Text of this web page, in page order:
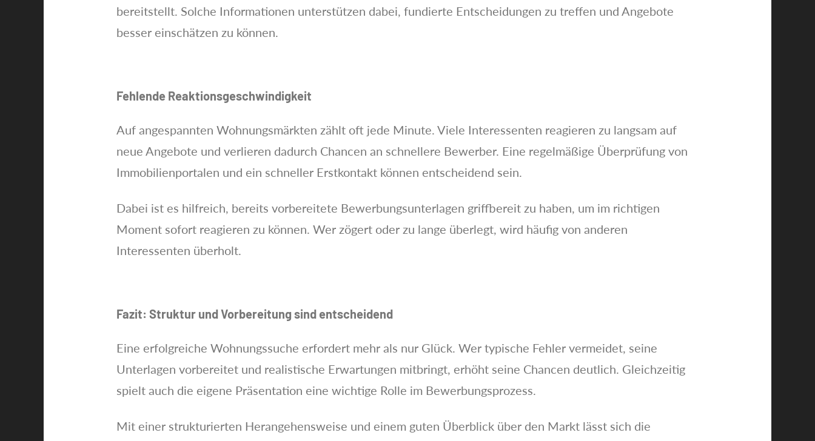
bereitstellt. Solche Informationen unterstützen dabei, fundierte Entscheidungen zu treffen und Angebote
besser einschätzen zu können.
Fehlende Reaktionsgeschwindigkeit
Auf angespannten Wohnungsmärkten zählt oft jede Minute. Viele Interessenten reagieren zu langsam auf
neue Angebote und verlieren dadurch Chancen an schnellere Bewerber. Eine regelmäßige Überprüfung von
Immobilienportalen und ein schneller Erstkontakt können entscheidend sein.
Dabei ist es hilfreich, bereits vorbereitete Bewerbungsunterlagen griffbereit zu haben, um im richtigen
Moment sofort reagieren zu können. Wer zögert oder zu lange überlegt, wird häufig von anderen
Interessenten überholt.
Fazit: Struktur und Vorbereitung sind entscheidend
Eine erfolgreiche Wohnungssuche erfordert mehr als nur Glück. Wer typische Fehler vermeidet, seine
Unterlagen vorbereitet und realistische Erwartungen mitbringt, erhöht seine Chancen deutlich. Gleichzeitig
spielt auch die eigene Präsentation eine wichtige Rolle im Bewerbungsprozess.
Mit einer strukturierten Herangehensweise und einem guten Überblick über den Markt lässt sich die